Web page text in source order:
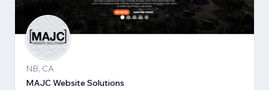
NB, CA
MAJC Website Solutions